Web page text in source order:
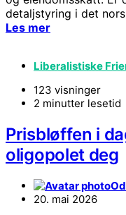
detaljstyring i det
Les mer
Liberalistiske
123 visninger
2 minutter lesetid
Prisbløffen i
oligopolet deg
20. mai 2026